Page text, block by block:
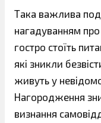
Така важлива
нагадуванням
гостро стоїть
які зникли
живуть у
Нагородження
визнання